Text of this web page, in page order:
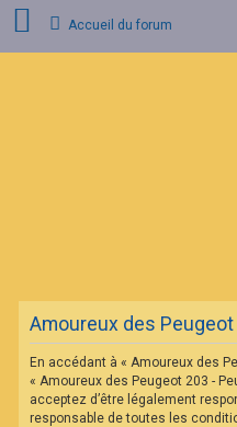
Accueil du forum
Amoureux des
En accédant à « Amoureux des
« Amoureux des Peugeot 203 -
acceptez d’être légalement
responsable de toutes les